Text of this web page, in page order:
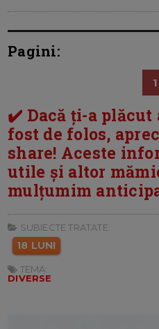
Pagini:
1
✔️ Dacă ți-a
fost de folos,
share! Aceste
utile și altor
mulțumim
SUBIECTE TRATATE:
18 LUNI
TEMA:
DIVERSE